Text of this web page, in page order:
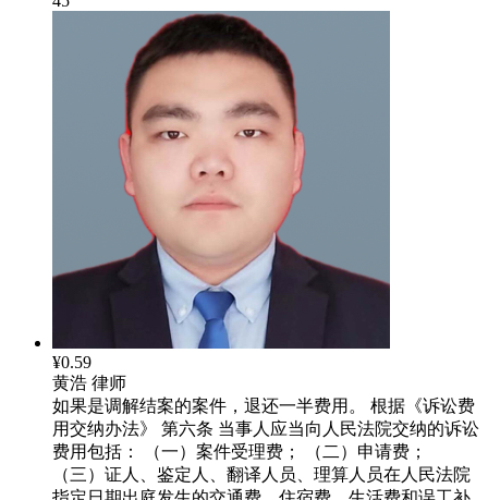
¥0.59
黄浩 律师
如果是调解结案的案件，退还一半费用。 根据《诉讼费
用交纳办法》 第六条 当事人应当向人民法院交纳的诉讼
费用包括： （一）案件受理费； （二）申请费；
（三）证人、鉴定人、翻译人员、理算人员在人民法院